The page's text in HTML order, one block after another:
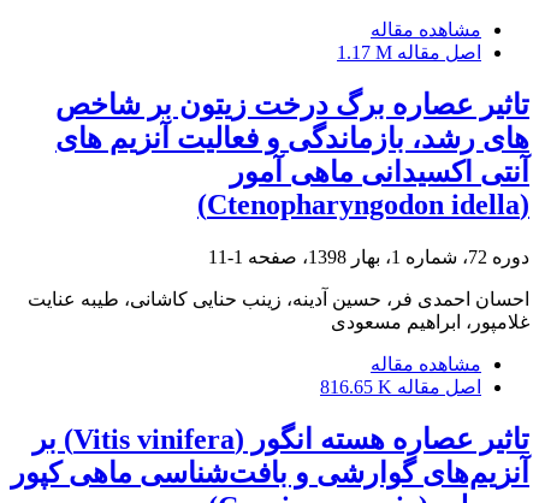
مشاهده مقاله
اصل مقاله 1.17 M
تاثیر عصاره برگ درخت زیتون بر شاخص
های رشد، بازماندگی و فعالیت آنزیم های
آنتی اکسیدانی ماهی آمور
(Ctenopharyngodon idella)
دوره 72، شماره 1، بهار 1398، صفحه 1-11
احسان احمدی فر، حسین آدینه، زینب حنایی کاشانی، طیبه عنایت
غلامپور، ابراهیم مسعودی
مشاهده مقاله
اصل مقاله 816.65 K
تاثیر عصاره هسته انگور (Vitis vinifera) بر
آنزیم‌های گوارشی و بافت‌شناسی ماهی کپور